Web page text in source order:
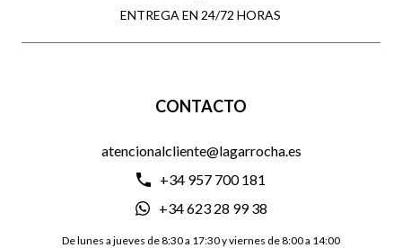
ENTREGA EN 24/72 HORAS
CONTACTO
atencionalcliente@lagarrocha.es
+34 957 700 181
+34 623 28 99 38
De lunes a jueves de 8:30 a 17:30 y viernes de 8:00 a 14:00